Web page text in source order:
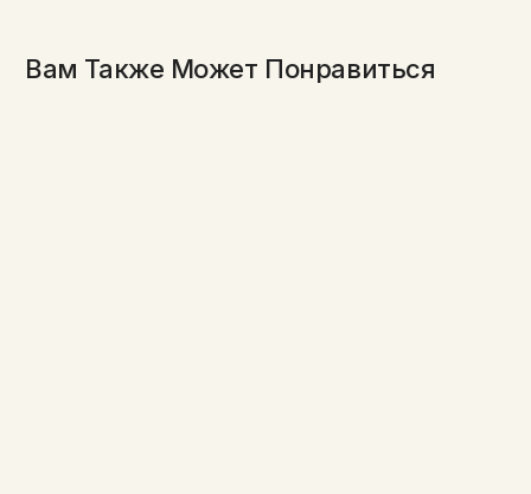
Из Европы
Вам Также Может Понравиться